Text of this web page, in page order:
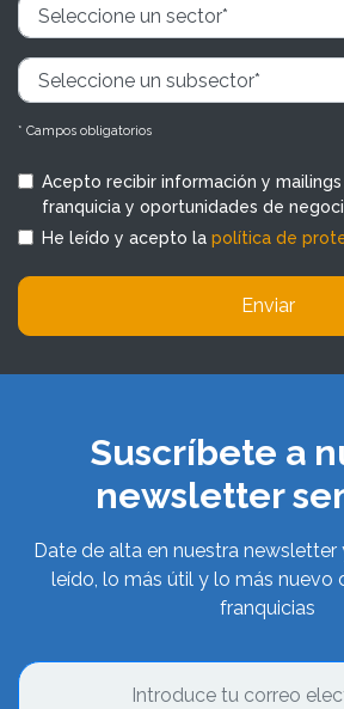
* Campos obligatorios
Acepto recibir información y
franquicia y oportunidades de
He leído y acepto la política de
Enviar
Suscríbete a
newsletter
Date de alta en nuestra newsletter
leído, lo más útil y lo más nuevo
franquicias